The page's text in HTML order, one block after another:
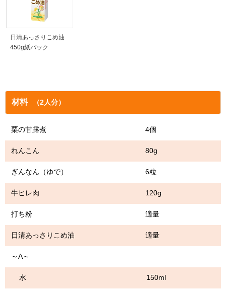
日清あっさりこめ油
450g紙パック
材料 （2人分）
栗の甘露煮 4個
れんこん 80g
ぎんなん（ゆで） 6粒
牛ヒレ肉 120g
打ち粉 適量
日清あっさりこめ油 適量
～A～
水 150ml